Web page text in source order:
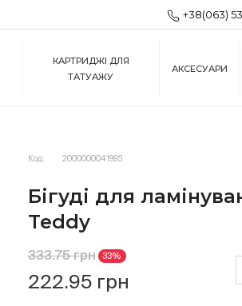
+38(063)
КАРТРИДЖІ ДЛЯ
ТАТУАЖУ
АКСЕСУАРИ
Код: 2000000041995
Бігуді для
Teddy
333.75 грн 33%
222.95 грн